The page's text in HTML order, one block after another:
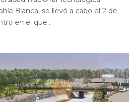
Blanca, se llevó a cabo el 2 de
en el que...